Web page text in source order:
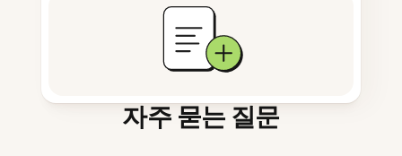
자주 묻는 질문